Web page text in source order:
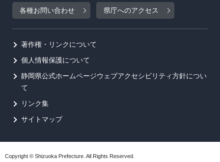
各種お問い合わせ 県庁へのアクセス
著作権・リンクについて
個人情報保護について
静岡県公式ホームページウェブアクセシビリティ方針につい
て
リンク集
サイトマップ
Copyright © Shizuoka Prefecture. All Rights Reserved.